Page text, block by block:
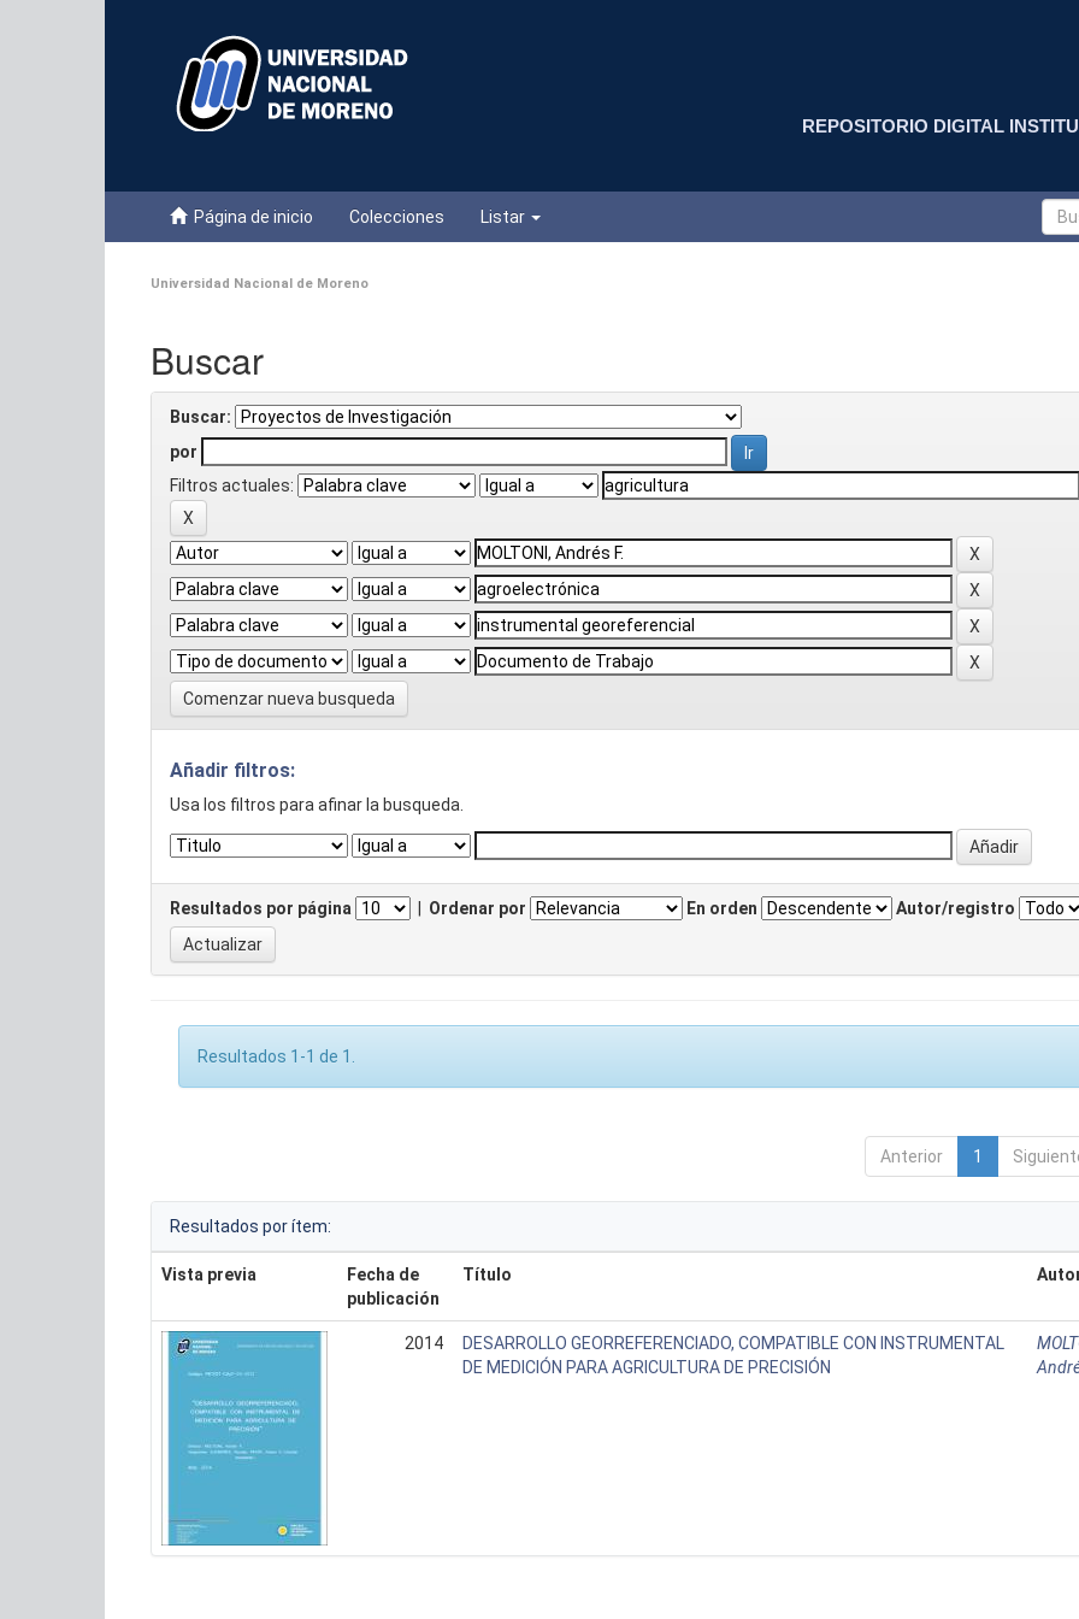
REPOSITORIO DIGITAL
Página de inicio Colecciones Listar
Universidad Nacional de Moreno
Buscar
Buscar:
por
Filtros actuales:
Comenzar nueva busqueda
Añadir filtros:
Usa los filtros para afinar la busqueda.
Resultados por página Ordenar por En orden Autor/registro
Resultados 1-1 de 1.
Anterior 1
Resultados por ítem:
Vista previa
Fecha de
publicación
Título
2014
DESARROLLO GEORREFERENCIADO, COMPATIBLE CON INSTRUMENTAL
DE MEDICIÓN PARA AGRICULTURA DE PRECISIÓN